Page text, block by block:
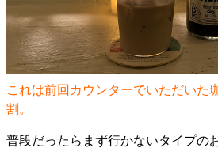
これは前回カウンターでいただいた
割。
普段だったらまず行かないタイプの